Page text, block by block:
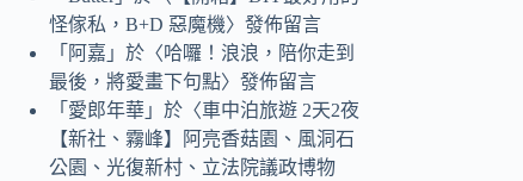
怪傢私，B+D 惡魔機〉發佈留言
「 阿嘉 」於〈哈囉！浪浪，陪你走到
最後，將愛畫下句點〉發佈留言
「 愛郎年華 」於〈車中泊旅遊 2天2夜
【新社、霧峰】阿亮香菇園、風洞石
公園、光復新村、立法院議政博物